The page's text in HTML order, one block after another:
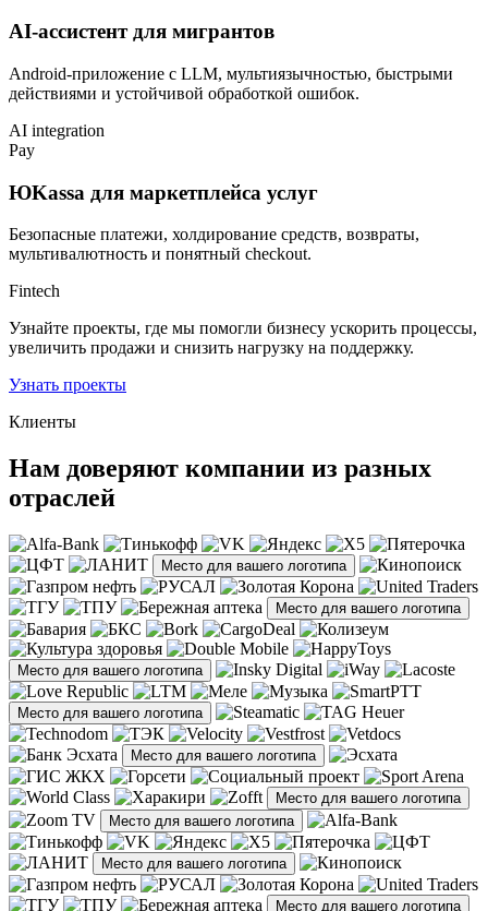
AI-ассистент для мигрантов
Android-приложение с LLM, мультиязычностью, быстрыми
действиями и устойчивой обработкой ошибок.
AI integration
Pay
ЮKassa для маркетплейса услуг
Безопасные платежи, холдирование средств, возвраты,
мультивалютность и понятный checkout.
Fintech
Узнайте проекты, где мы помогли бизнесу ускорить процессы,
увеличить продажи и снизить нагрузку на поддержку.
Узнать проекты
Клиенты
Нам доверяют компании из разных
отраслей
Место для вашего логотипа
Место для вашего логотипа
Место для вашего логотипа
Место для вашего логотипа
Место для вашего логотипа
Место для вашего логотипа
Место для вашего логотипа
Место для вашего логотипа
Место для вашего логотипа